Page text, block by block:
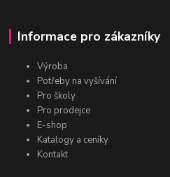
Informace pro zákazníky
Výroba
Potřeby na vyšívání
Pro školy
Pro prodejce
E-shop
Katalogy a ceníky
Kontakt